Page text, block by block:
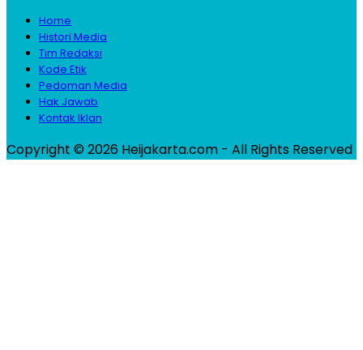
Home
Histori Media
Tim Redaksi
Kode Etik
Pedoman Media
Hak Jawab
Kontak Iklan
Copyright © 2026 Heijakarta.com - All Rights Reserved